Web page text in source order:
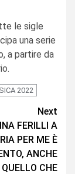
le sigle
una serie
a partire da
2022
Next
FERILLI A
PER ME È
ANCHE
CHE